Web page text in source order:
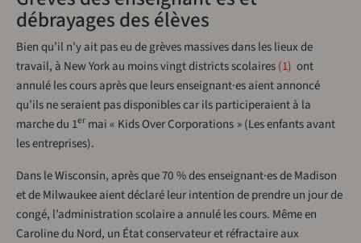
débrayages des élèves
Bien qu’il n’y ait pas eu de grèves massives dans les lieux de
travail, à New York au moins vingt districts scolaires 1 ont
annulé les cours après que leurs enseignant·es aient annoncé
qu’ils ne seraient pas disponibles car ils participeraient à la
marche du 1er mai « Kids Over Corporations » (Les enfants avant
les entreprises).
Dans le Wisconsin, après que 70 % des enseignant·es de Madison
et de Milwaukee aient déclaré leur intention de prendre un jour de
congé, l’administration scolaire a annulé les cours. Même en
Caroline du Nord, un État conservateur et réfractaire aux